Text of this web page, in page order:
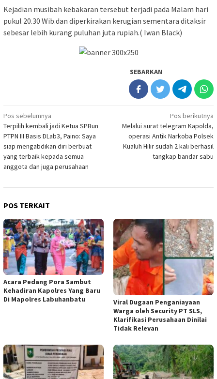
Kejadian musibah kebakaran tersebut terjadi pada Malam hari
pukul 20.30 Wib.dan diperkirakan kerugian sementara ditaksir
sebesar lebih kurang puluhan juta rupiah.( Iwan Black)
SEBARKAN
Navigasi
pos
Pos sebelumnya
Terpilih kembali jadi Ketua SPBun
PTPN III Basis DLab3, Paino: Saya
siap mengabdikan diri berbuat
yang terbaik kepada semua
anggota dan juga perusahaan
Pos berikutnya
Melalui surat telegram Kapolda,
operasi Antik Narkoba Polsek
Kualuh Hilir sudah 2 kali berhasil
tangkap bandar sabu
POS TERKAIT
Acara Pedang Pora Sambut
Kehadiran Kapolres Yang Baru
Di Mapolres Labuhanbatu
Viral Dugaan Penganiayaan
Warga oleh Security PT SLS,
Klarifikasi Perusahaan Dinilai
Tidak Relevan